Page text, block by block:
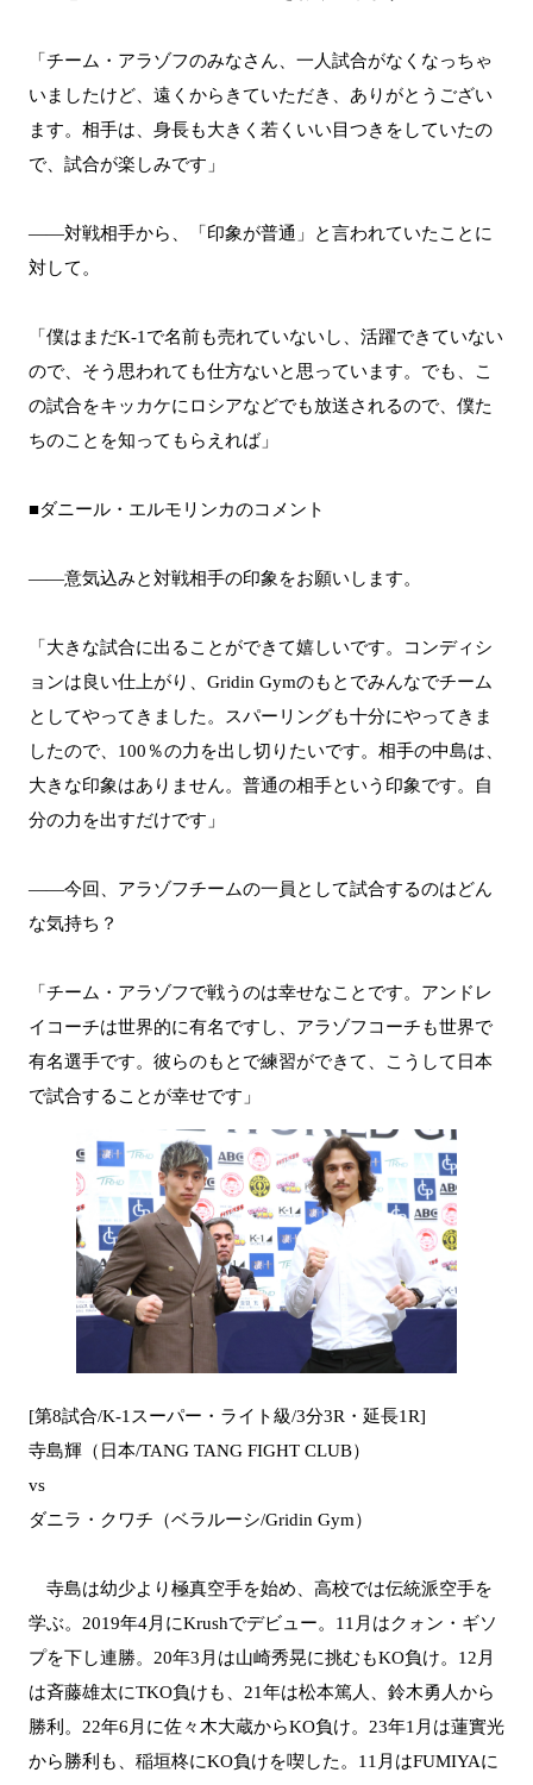
「チーム・アラゾフのみなさん、一人試合がなくなっちゃ
いましたけど、遠くからきていただき、ありがとうござい
ます。相手は、身長も大きく若くいい目つきをしていたの
で、試合が楽しみです」
――対戦相手から、「印象が普通」と言われていたことに
対して。
「僕はまだK-1で名前も売れていないし、活躍できていない
ので、そう思われても仕方ないと思っています。でも、こ
の試合をキッカケにロシアなどでも放送されるので、僕た
ちのことを知ってもらえれば」
■ダニール・エルモリンカのコメント
――意気込みと対戦相手の印象をお願いします。
「大きな試合に出ることができて嬉しいです。コンディシ
ョンは良い仕上がり、Gridin Gymのもとでみんなでチーム
としてやってきました。スパーリングも十分にやってきま
したので、100％の力を出し切りたいです。相手の中島は、
大きな印象はありません。普通の相手という印象です。自
分の力を出すだけです」
――今回、アラゾフチームの一員として試合するのはどん
な気持ち？
「チーム・アラゾフで戦うのは幸せなことです。アンドレ
イコーチは世界的に有名ですし、アラゾフコーチも世界で
有名選手です。彼らのもとで練習ができて、こうして日本
で試合することが幸せです」
[第8試合/K-1スーパー・ライト級/3分3R・延長1R]
寺島輝（日本/TANG TANG FIGHT CLUB）
vs
ダニラ・クワチ（ベラルーシ/Gridin Gym）
寺島は幼少より極真空手を始め、高校では伝統派空手を
学ぶ。2019年4月にKrushでデビュー。11月はクォン・ギソ
プを下し連勝。20年3月は山崎秀晃に挑むもKO負け。12月
は斉藤雄太にTKO負けも、21年は松本篤人、鈴木勇人から
勝利。22年6月に佐々木大蔵からKO負け。23年1月は蓮實光
から勝利も、稲垣柊にKO負けを喫した。11月はFUMIYAに